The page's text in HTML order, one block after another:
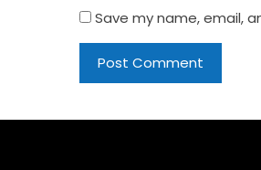
Save my name, email,